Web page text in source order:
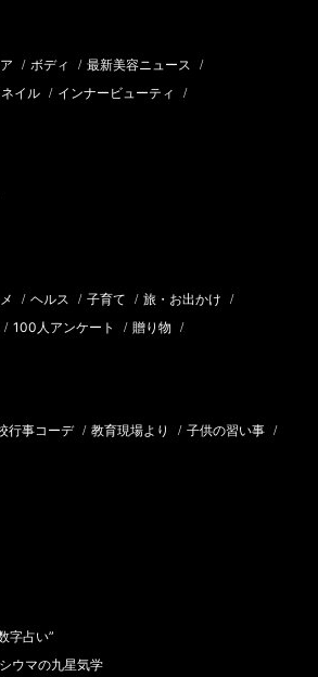
/ ボディ / 最新美容ニュース /
ネイル / インナービューティ /
/ ヘルス / 子育て / 旅・お出かけ /
/ 100人アンケート / 贈り物 /
行事コーデ / 教育現場より / 子供の習い事 /
字占い”
ウマの九星気学